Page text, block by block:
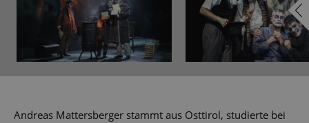
Andreas Mattersberger stammt aus Osttirol, studierte bei